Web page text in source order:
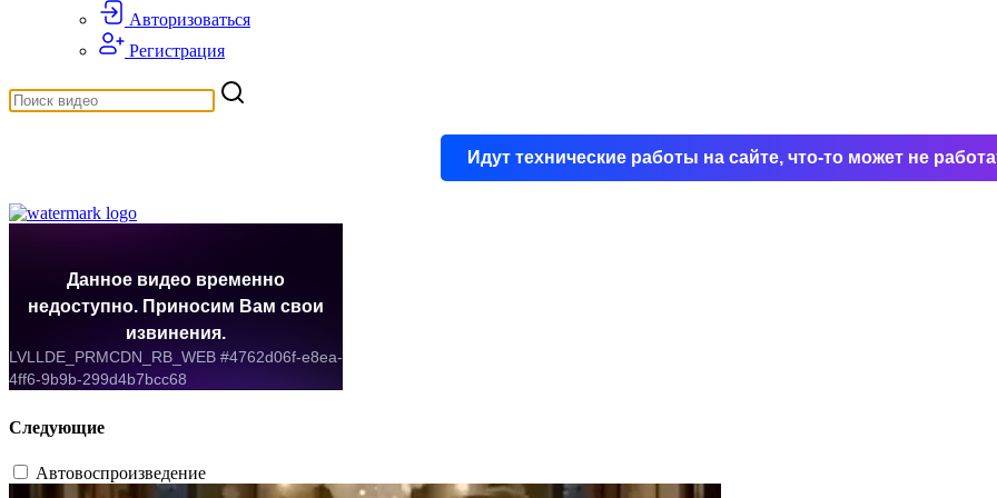
Авторизоваться
Регистрация
Идут технические работы на сайте, что-то может не
Следующие
Автовоспроизведение